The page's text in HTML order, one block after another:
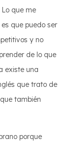
que me
que puedo ser
y no
de lo que
existe una
que trato de
también
porque